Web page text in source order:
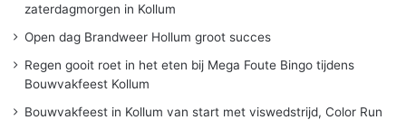
zaterdagmorgen in Kollum
Open dag Brandweer Hollum groot succes
Regen gooit roet in het eten bij Mega Foute Bingo tijdens
Bouwvakfeest Kollum
Bouwvakfeest in Kollum van start met viswedstrijd, Color Run